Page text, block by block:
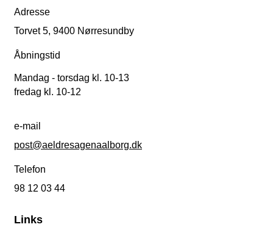
Adresse
Torvet 5, 9400 Nørresundby
Åbningstid
Mandag - torsdag kl. 10-13
fredag kl. 10-12
e-mail
post@aeldresagenaalborg.dk
Telefon
98 12 03 44
Links